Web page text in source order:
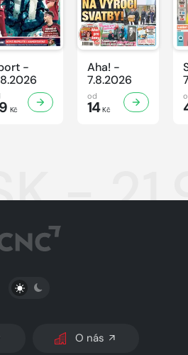
-
Kč
Aha! -
7.8.2026
od
14Kč
-
PŘEPNOUT SVĚTLÝ/TMAVÝ REŽIM
O nás